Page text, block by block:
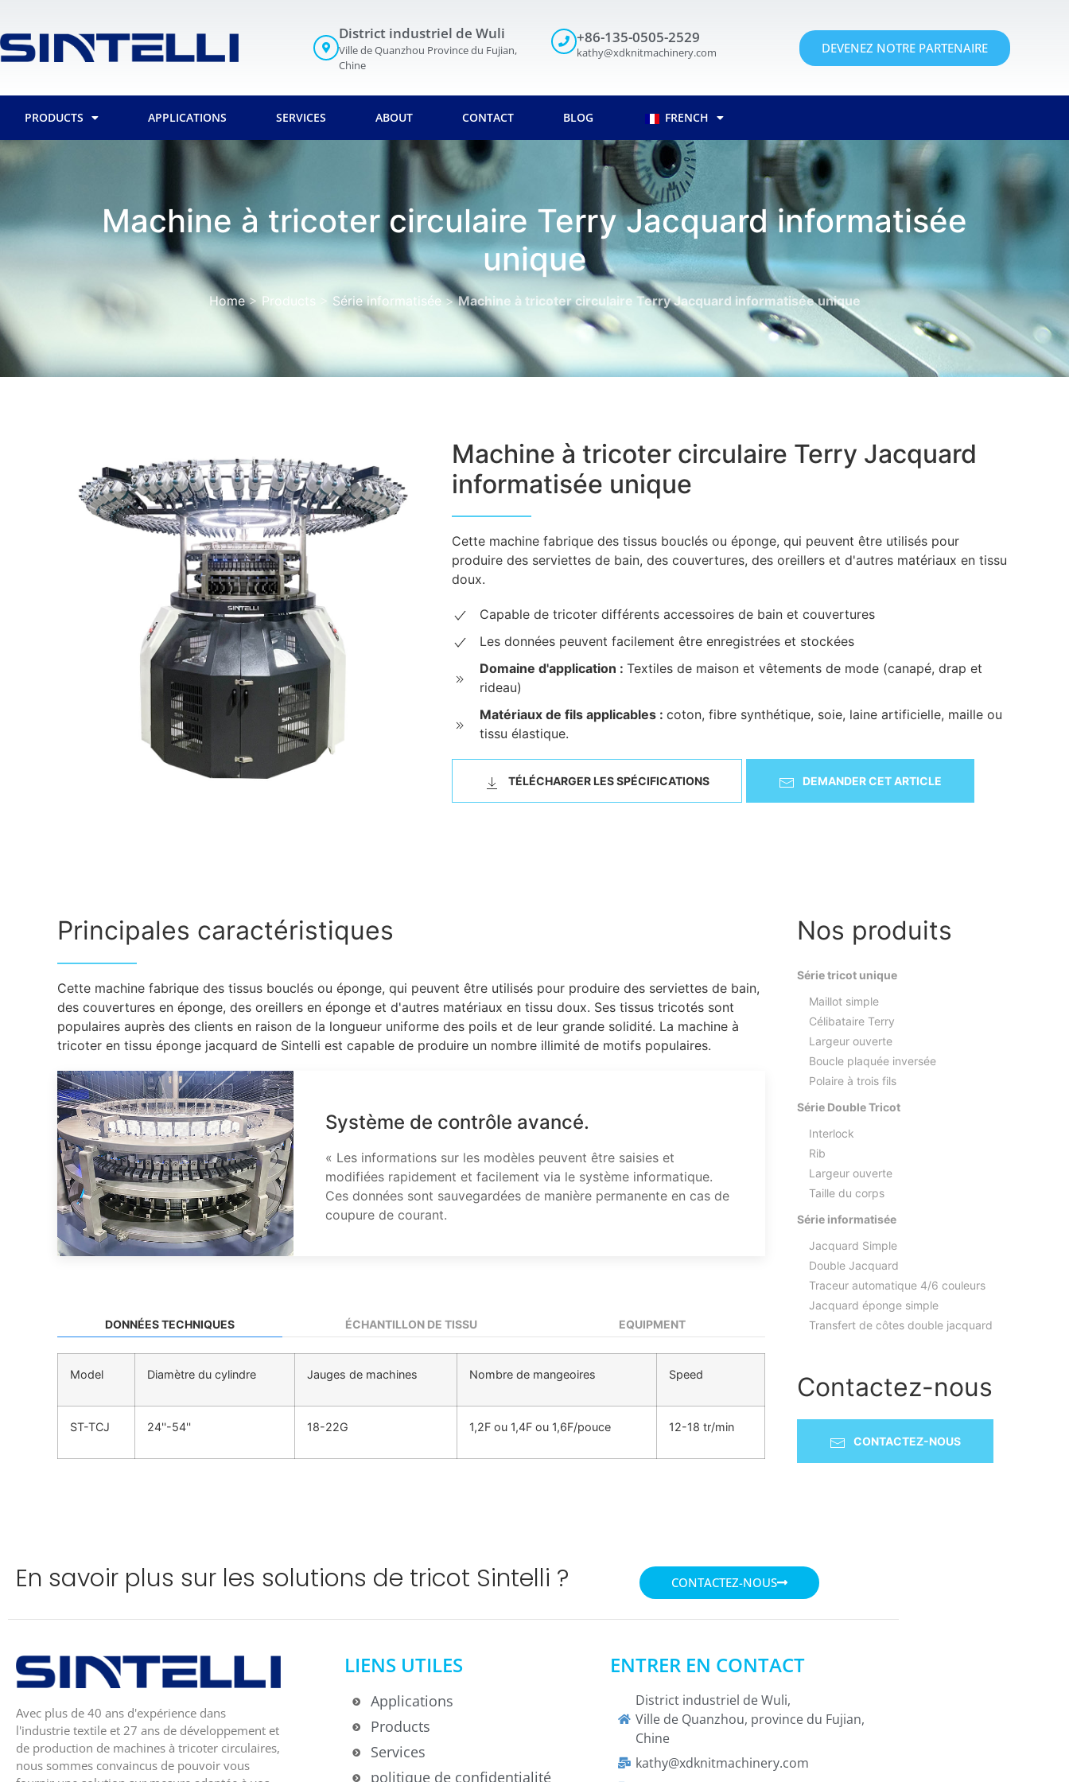
District industriel de Wuli
Ville de Quanzhou Province du Fujian,
Chine
+86-135-0505-2529
kathy@xdknitmachinery.com DEVENEZ NOTRE PARTENAIRE
PRODUCTS APPLICATIONS SERVICES ABOUT CONTACT BLOG FRENCH
Machine à tricoter circulaire Terry Jacquard informatisée
unique
Home> Products Série informatisée>Machine à tricoter circulaire Terry Jacquard informatisée unique
Machine à tricoter circulaire Terry Jacquard
informatisée unique
Cette machine fabrique des tissus bouclés ou éponge, qui peuvent être utilisés pour
produire des serviettes de bain, des couvertures, des oreillers et d'autres matériaux en tissu
doux.
Capable de tricoter différents accessoires de bain et couvertures
Les données peuvent facilement être enregistrées et stockées
Domaine d'application : Textiles de maison et vêtements de mode (canapé, drap et
rideau)
Matériaux de fils applicables : coton, fibre synthétique, soie, laine artificielle, maille ou
tissu élastique.
TÉLÉCHARGER LES SPÉCIFICATIONS DEMANDER CET ARTICLE
Principales caractéristiques
Cette machine fabrique des tissus bouclés ou éponge, qui peuvent être utilisés pour produire des serviettes de bain,
des couvertures en éponge, des oreillers en éponge et d'autres matériaux en tissu doux. Ses tissus tricotés sont
populaires auprès des clients en raison de la longueur uniforme des poils et de leur grande solidité. La machine à
tricoter en tissu éponge jacquard de Sintelli est capable de produire un nombre illimité de motifs populaires.
Système de contrôle avancé.
« Les informations sur les modèles peuvent être saisies et
modifiées rapidement et facilement via le système informatique.
Ces données sont sauvegardées de manière permanente en cas de
coupure de courant.
DONNÉES TECHNIQUES ÉCHANTILLON DE TISSU EQUIPMENT
Model Diamètre du cylindre Jauges de machines Nombre de mangeoires Speed
ST-TCJ 24''-54'' 18-22G 1,2F ou 1,4F ou 1,6F/pouce 12-18 tr/min
Nos produits
Série tricot unique
Maillot simple
Célibataire Terry
Largeur ouverte
Boucle plaquée inversée
Polaire à trois fils
Série Double Tricot
Interlock
Rib
Largeur ouverte
Taille du corps
Série informatisée
Jacquard Simple
Double Jacquard
Traceur automatique 4/6 couleurs
Jacquard éponge simple
Transfert de côtes double jacquard
Contactez-nous
CONTACTEZ-NOUS
En savoir plus sur les solutions de tricot Sintelli ? CONTACTEZ-NOUS
Avec plus de 40 ans d'expérience dans
l'industrie textile et 27 ans de développement et
de production de machines à tricoter circulaires,
nous sommes convaincus de pouvoir vous
LIENS UTILES
Applications
Products
Services
politique de confidentialité
ENTRER EN CONTACT
District industriel de Wuli,
Ville de Quanzhou, province du Fujian,
Chine
kathy@xdknitmachinery.com